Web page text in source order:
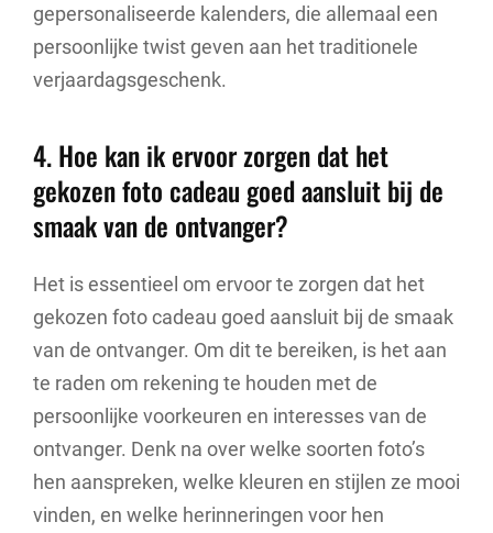
gepersonaliseerde kalenders, die allemaal een
persoonlijke twist geven aan het traditionele
verjaardagsgeschenk.
4. Hoe kan ik ervoor zorgen dat het
gekozen foto cadeau goed aansluit bij de
smaak van de ontvanger?
Het is essentieel om ervoor te zorgen dat het
gekozen foto cadeau goed aansluit bij de smaak
van de ontvanger. Om dit te bereiken, is het aan
te raden om rekening te houden met de
persoonlijke voorkeuren en interesses van de
ontvanger. Denk na over welke soorten foto’s
hen aanspreken, welke kleuren en stijlen ze mooi
vinden, en welke herinneringen voor hen